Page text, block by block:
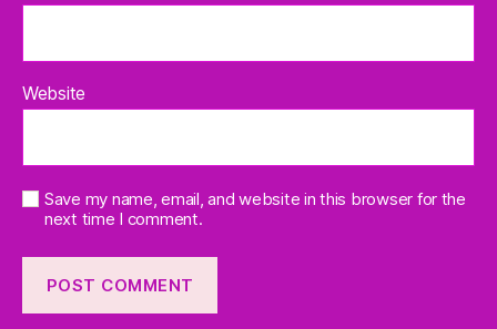
Website
Save my name, email, and website in this browser for the
next time I comment.